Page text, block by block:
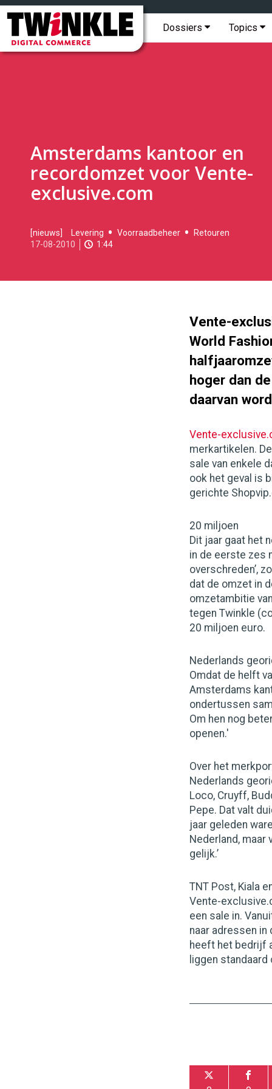
Twinkle
Digital
Commerce
Hoofdmenu
Dossiers Topics
Topmenu
Amsterdams kantoor en
recordomzet voor Vente-
exclusive.com
2010-
08-
05-
[nieuws] Levering Voorraadbeheer
Retouren
17-08-2010
1:44
Vente-
World
hoger dan
daarvan
Vente-
merkartikelen.
sale van enkele
ook het geval is
gerichte
20 miljoen
Dit jaar gaat het
in de eerste zes
overschreden’,
dat de omzet in
omzetambitie
tegen Twinkle
20 miljoen euro.
Nederlands
Omdat de helft
Amsterdams
ondertussen
Om hen nog
openen.'
Over het
Nederlands
Loco, Cruyff,
Pepe. Dat valt
jaar geleden
Nederland, maar
gelijk.’
TNT Post, Kiala
Vente-
een sale in.
naar adressen in
heeft het bedrijf
liggen